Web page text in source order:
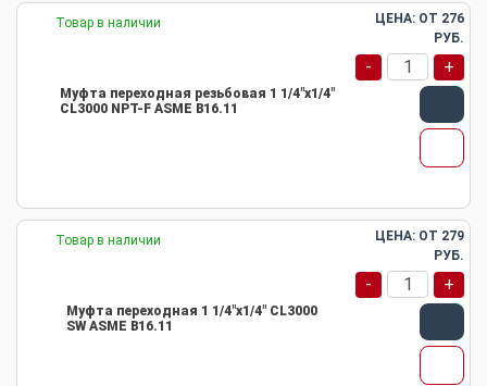
Товар в наличии
Муфта переходная резьбовая 1 1/4"х1/4"
CL3000 NPT-F ASME B16.11
ЦЕНА: ОТ 276
РУБ.
- +
Товар в наличии
Муфта переходная 1 1/4"х1/4" CL3000
SW ASME B16.11
ЦЕНА: ОТ 279
РУБ.
- +